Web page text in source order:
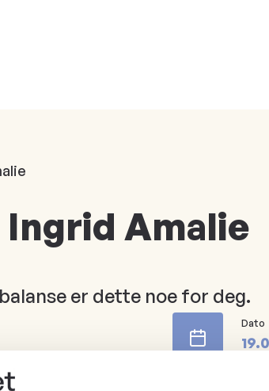
Amalie
er dette noe for deg.
Dato